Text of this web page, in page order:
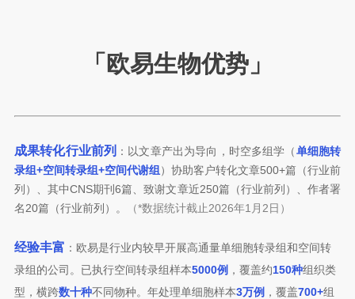
「欧易生物优势 」
成果转化行业前列 ：以文章产出为导向，时空多组学（单细胞转
录组+空间转录组+空间代谢组）协助客户转化文章500+篇（行业前
列）、其中CNS期刊6篇、致谢文章近250篇（行业前列）、作者署
名20篇（行业前列）。 （*数据统计截止2026年1月2日）
经验丰富 ：欧易是行业内较早开展高通量单细胞转录组和空间转
录组的公司。已执行空间转录组样本5000例，覆盖约150种组织类
型，横跨数十种不同物种。年处理单细胞样本3万例，覆盖700+组